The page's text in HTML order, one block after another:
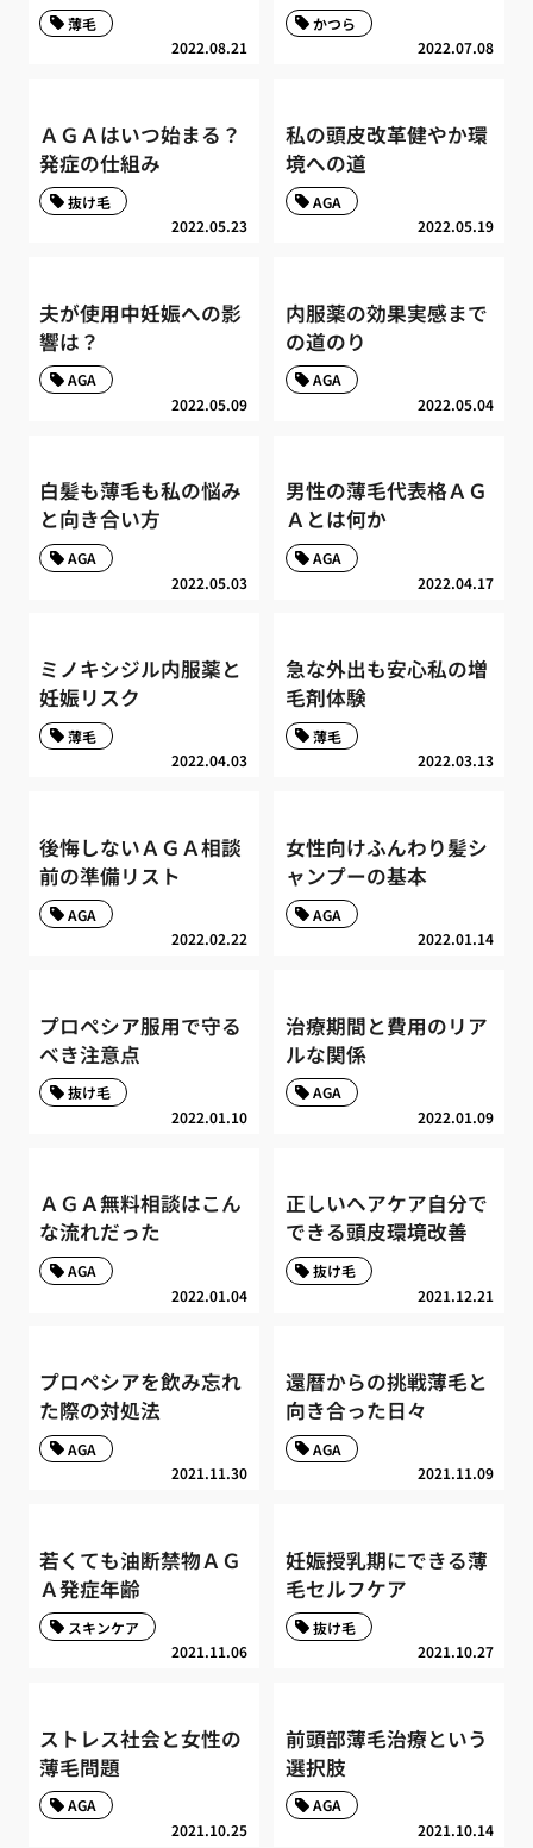
2022.08.21
薄毛
2022.07.08
かつら
ＡＧＡはいつ始まる？
発症の仕組み
2022.05.23
抜け毛
私の頭皮改革健やか環
境への道
2022.05.19
AGA
夫が使用中妊娠への影
響は？
2022.05.09
AGA
内服薬の効果実感まで
の道のり
2022.05.04
AGA
白髪も薄毛も私の悩み
と向き合い方
2022.05.03
AGA
男性の薄毛代表格ＡＧ
Ａとは何か
2022.04.17
AGA
ミノキシジル内服薬と
妊娠リスク
2022.04.03
薄毛
急な外出も安心私の増
毛剤体験
2022.03.13
薄毛
後悔しないＡＧＡ相談
前の準備リスト
2022.02.22
AGA
女性向けふんわり髪シ
ャンプーの基本
2022.01.14
AGA
プロペシア服用で守る
べき注意点
2022.01.10
抜け毛
治療期間と費用のリア
ルな関係
2022.01.09
AGA
ＡＧＡ無料相談はこん
な流れだった
2022.01.04
AGA
正しいヘアケア自分で
できる頭皮環境改善
2021.12.21
抜け毛
プロペシアを飲み忘れ
た際の対処法
2021.11.30
AGA
還暦からの挑戦薄毛と
向き合った日々
2021.11.09
AGA
若くても油断禁物ＡＧ
Ａ発症年齢
2021.11.06
スキンケア
妊娠授乳期にできる薄
毛セルフケア
2021.10.27
抜け毛
ストレス社会と女性の
薄毛問題
2021.10.25
AGA
前頭部薄毛治療という
選択肢
2021.10.14
AGA